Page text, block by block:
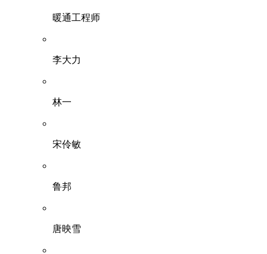
暖通工程师
李大力
林一
宋伶敏
鲁邦
唐映雪